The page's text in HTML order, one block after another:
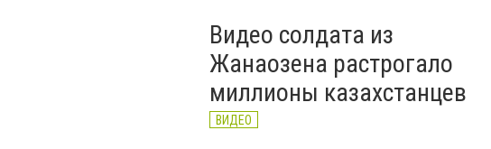
Видео солдата из
Жанаозена растрогало
миллионы казахстанцев
ВИДЕО